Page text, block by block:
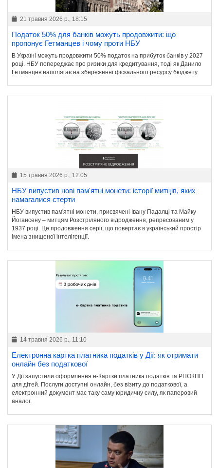
21 травня 2026 р., 18:15
Податок 50% для банків можуть продовжити: що
пропонує Гетманцев і чому проти НБУ
В Україні можуть продовжити 50% податок на прибуток банків у 2027
році. НБУ попереджає про ризики для кредитування, тоді як Данило
Гетманцев наполягає на збереженні фіскального ресурсу бюджету.
15 травня 2026 р., 12:05
НБУ випустив нові пам'ятні монети: історії митців, яких
намагалися стерти
НБУ випустив пам'ятні монети, присвячені Івану Падалці та Майку
Йогансену – митцям Розстріляного відродження, репресованим у
1937 році. Це продовження серії, що повертає в український простір
імена знищеної інтелігенції.
14 травня 2026 р., 11:10
Електронна картка платника податків у Дії: як отримати
онлайн без податкової
У Дії запустили оформлення е-Картки платника податків та РНОКПП
для дітей. Послуги доступні онлайн, без візиту до податкової, а
електронний документ має таку саму юридичну силу, як паперовий
аналог.